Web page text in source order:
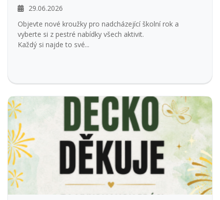
29.06.2026
Objevte nové kroužky pro nadcházející školní rok a
vyberte si z pestré nabídky všech aktivit.
Každý si najde to své...